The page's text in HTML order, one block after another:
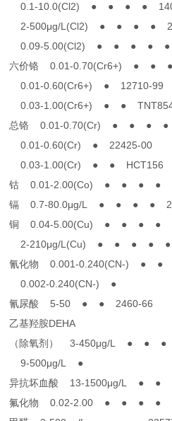
0.1-10.0(Cl2) ● ● ● ●
2-500μg/L(Cl2) ● ● ● ●
0.09-5.00(Cl2) ● ● ● ● ●
六价铬 0.01-0.70(Cr6+) ● ●
0.01-0.60(Cr6+) ● 12710-99
0.03-1.00(Cr6+) ● ●
总铬 0.01-0.70(Cr) ● ● ● ●
0.01-0.60(Cr) ● 22425-00
0.03-1.00(Cr) ● ● HCT156
钴 0.01-2.00(Co) ● ● ● ●
镉 0.7-80.0μg/L ● ● ● ●
铜 0.04-5.00(Cu) ● ● ● ●
2-210μg/L(Cu) ● ● ● ● ●
氰化物 0.001-0.240(CN-) ●
0.002-0.240(CN-) ●
氰尿酸 5-50 ● ● 2460-66
乙基羟胺DEHA
（除氧剂） 3-450μg/L ● ●
9-500μg/L ●
异抗坏血酸 13-1500μg/L ●
氟化物 0.02-2.00 ● ● ● ●